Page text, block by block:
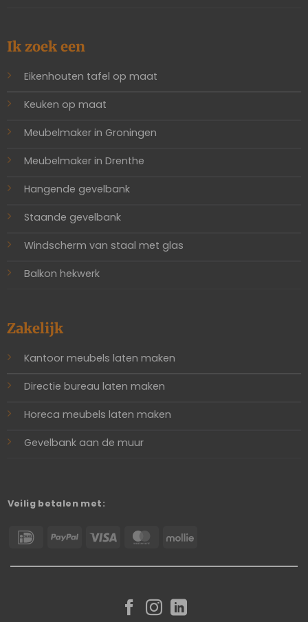
Ik zoek een
Eikenhouten tafel op maat
Keuken op maat
Meubelmaker in Groningen
Meubelmaker in Drenthe
Hangende gevelbank
Staande gevelbank
Windscherm van staal met glas
Balkon hekwerk
Zakelijk
Kantoor meubels laten maken
Directie bureau laten maken
Horeca meubels laten maken
Gevelbank aan de muur
Veilig betalen met:
IDeal PayPalVisa MasterCard
Mollie